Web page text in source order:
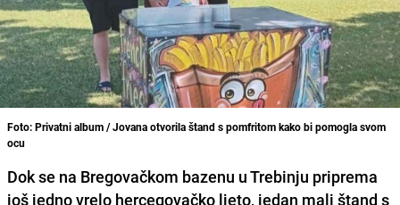
Foto: Privatni album / Jovana otvorila štand s pomfritom kako bi pomogla svom
ocu
Dok se na Bregovačkom bazenu u Trebinju priprema
još jedno vrelo hercegovačko ljeto, jedan mali štand s